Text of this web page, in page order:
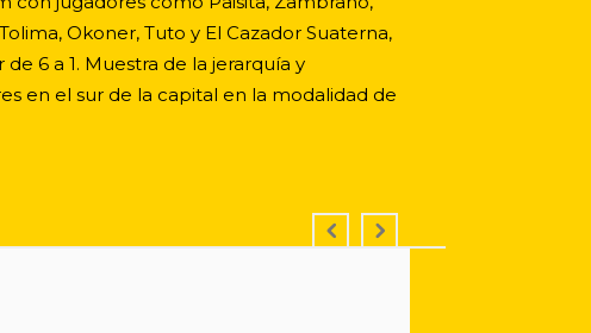
Okoner, Tuto y El Cazador Suaterna,
6 a 1. Muestra de la jerarquía y
en el sur de la capital en la modalidad de